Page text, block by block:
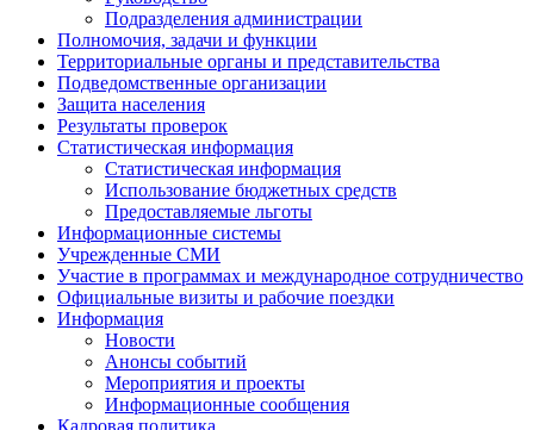
Подразделения администрации
Полномочия, задачи и функции
Территориальные органы и представительства
Подведомственные организации
Защита населения
Результаты проверок
Статистическая информация
Статистическая информация
Использование бюджетных средств
Предоставляемые льготы
Информационные системы
Учрежденные СМИ
Участие в программах и международное сотрудничество
Официальные визиты и рабочие поездки
Информация
Новости
Анонсы событий
Мероприятия и проекты
Информационные сообщения
Кадровая политика